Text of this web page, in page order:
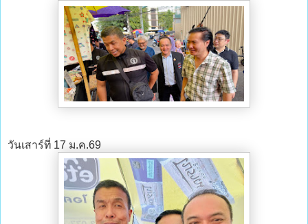
วันเสาร์ที่ 17 ม.ค.69